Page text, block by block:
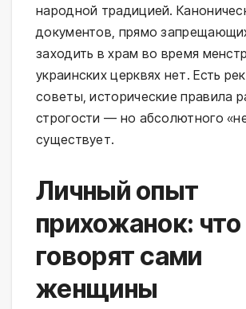
народной традицией.
документов, прямо
заходить в храм во время
украинских церквях нет. Есть
советы, исторические правила
строгости — но абсолютного
существует.
Личный опыт
прихожанок: что
говорят сами
женщины